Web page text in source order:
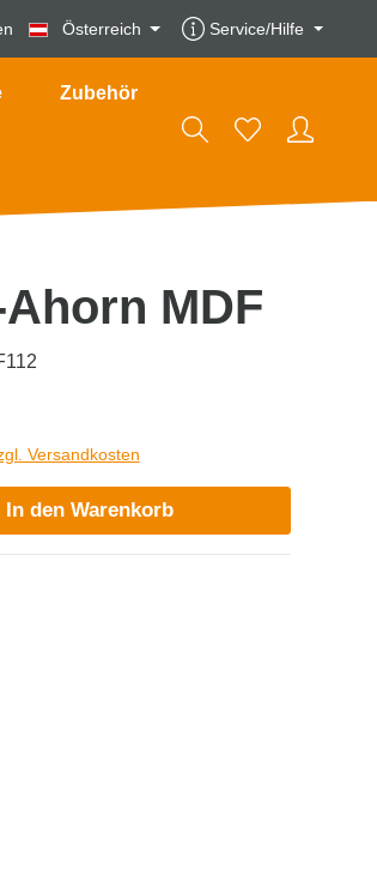
Österreich Service/Hilfe
Zubehör
MDF
Versandkosten
In den Warenkorb